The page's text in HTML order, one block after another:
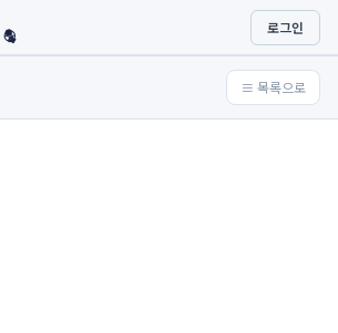
🏀
⚾ 로그인
≡ 목록으로